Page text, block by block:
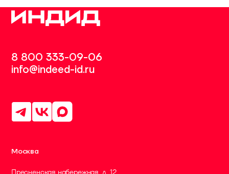
8 800 333-09-06
info@indeed-id.ru
Москва
Пресненская набережная, д. 12,